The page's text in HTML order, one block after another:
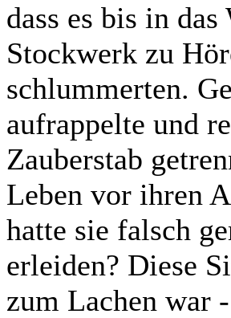
dass es bis in
Stockwerk zu
schlummerten.
aufrappelte und
Zauberstab
Leben vor ihren
hatte sie falsch
erleiden? Diese
zum Lachen war